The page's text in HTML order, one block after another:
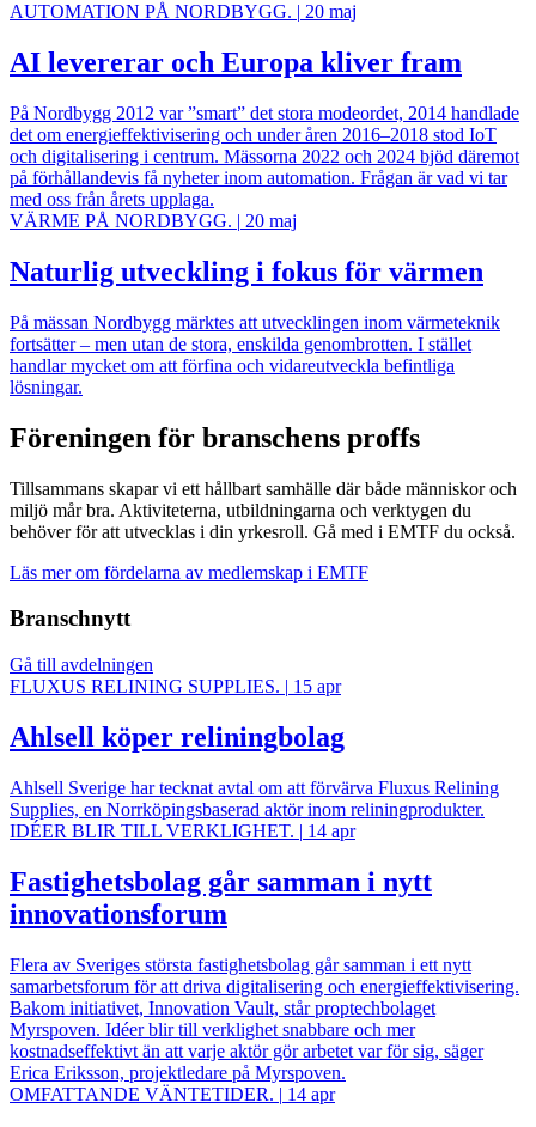
AUTOMATION PÅ NORDBYGG. | 20 maj
AI levererar och Europa kliver fram
På Nordbygg 2012 var ”smart” det stora modeordet, 2014 handlade
det om energieffektivisering och under åren 2016–2018 stod IoT
och digitalisering i centrum. Mässorna 2022 och 2024 bjöd däremot
på förhållandevis få nyheter inom automation. Frågan är vad vi tar
med oss från årets upplaga.
VÄRME PÅ NORDBYGG. | 20 maj
Naturlig utveckling i fokus för värmen
På mässan Nordbygg märktes att utvecklingen inom värmeteknik
fortsätter – men utan de stora, enskilda genombrotten. I stället
handlar mycket om att förfina och vidareutveckla befintliga
lösningar.
Föreningen för branschens proffs
Tillsammans skapar vi ett hållbart samhälle där både människor och
miljö mår bra. Aktiviteterna, utbildningarna och verktygen du
behöver för att utvecklas i din yrkesroll. Gå med i EMTF du också.
Läs mer om fördelarna av medlemskap i EMTF
Branschnytt
Gå till avdelningen
FLUXUS RELINING SUPPLIES. | 15 apr
Ahlsell köper reliningbolag
Ahlsell Sverige har tecknat avtal om att förvärva Fluxus Relining
Supplies, en Norrköpingsbaserad aktör inom reliningprodukter.
IDÉER BLIR TILL VERKLIGHET. | 14 apr
Fastighetsbolag går samman i nytt
innovationsforum
Flera av Sveriges största fastighetsbolag går samman i ett nytt
samarbetsforum för att driva digitalisering och energieffektivisering.
Bakom initiativet, Innovation Vault, står proptechbolaget
Myrspoven. Idéer blir till verklighet snabbare och mer
kostnadseffektivt än att varje aktör gör arbetet var för sig, säger
Erica Eriksson, projektledare på Myrspoven.
OMFATTANDE VÄNTETIDER. | 14 apr